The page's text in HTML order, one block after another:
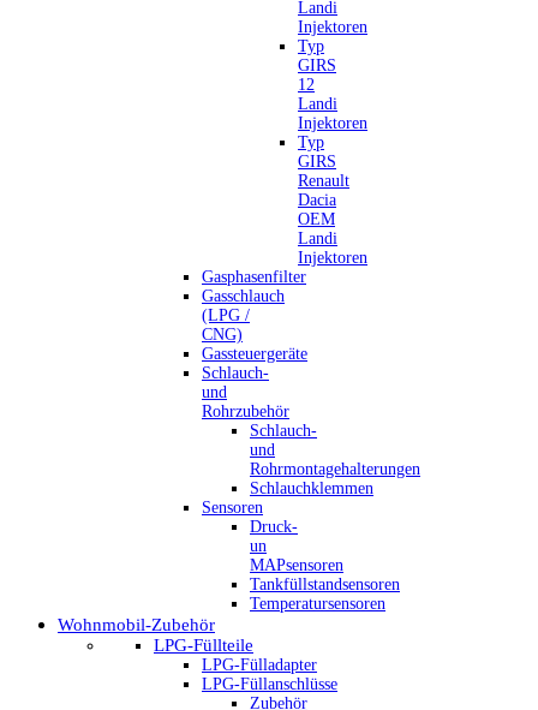
Landi
Injektoren
Typ
GIRS
12
Landi
Injektoren
Typ
GIRS
Renault
Dacia
OEM
Landi
Injektoren
Gasphasenfilter
Gasschlauch
(LPG /
CNG)
Gassteuergeräte
Schlauch-
und
Rohrzubehör
Schlauch-
und
Rohrmontagehalterungen
Schlauchklemmen
Sensoren
Druck-
un
MAPsensoren
Tankfüllstandsensoren
Temperatursensoren
Wohnmobil-Zubehör
LPG-Füllteile
LPG-Fülladapter
LPG-Füllanschlüsse
Zubehör